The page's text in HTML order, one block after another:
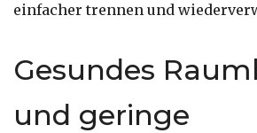
einfacher trennen und
Gesundes
und geringe